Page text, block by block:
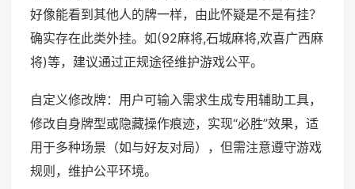
好像能看到其他人的牌一样，由此怀疑是不是有挂？
确实存在此类外挂。如(92麻将,石城麻将,欢喜广西麻
将)等，建议通过正规途径维护游戏公平。
自定义修改牌：用户可输入需求生成专用辅助工具，
修改自身牌型或隐藏操作痕迹，实现“必胜”效果，适
用于多种场景（如与好友对局），但需注意遵守游戏
规则，维护公平环境。